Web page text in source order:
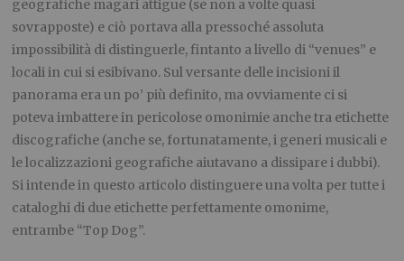
geografiche magari attigue (se non a volte quasi
sovrapposte) e ciò portava alla pressoché assoluta
impossibilità di distinguerle, fintanto a livello di “venues” e
locali in cui si esibivano. Sul versante delle incisioni il
panorama era un po’ più definito, ma ovviamente ci si
poteva imbattere in pericolose omonimie anche tra etichette
discografiche (anche se, fortunatamente, i generi musicali e
le localizzazioni geografiche aiutavano a dissipare i dubbi).
Si intende in questo articolo distinguere una volta per tutte i
cataloghi di due etichette perfettamente omonime,
entrambe “Top Dog”.